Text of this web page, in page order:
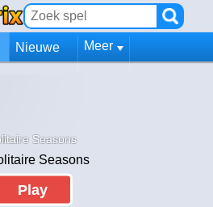
Nieuwe Meer
Seasons
Play